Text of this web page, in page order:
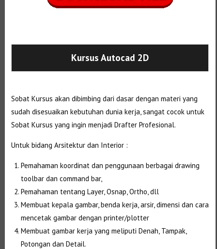
Kursus Autocad 2D
Sobat Kursus akan dibimbing dari dasar dengan materi yang
sudah disesuaikan kebutuhan dunia kerja, sangat cocok untuk
Sobat Kursus yang ingin menjadi Drafter Profesional.
Untuk bidang Arsitektur dan Interior :
Pemahaman koordinat dan penggunaan berbagai drawing
toolbar dan command bar,
Pemahaman tentang Layer, Osnap, Ortho, dll
Membuat kepala gambar, benda kerja, arsir, dimensi dan cara
mencetak gambar dengan printer/plotter
Membuat gambar kerja yang meliputi Denah, Tampak,
Potongan dan Detail.